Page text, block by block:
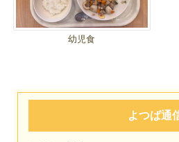
幼児食
よつば通